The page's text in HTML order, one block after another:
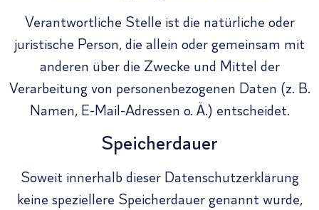
Verantwortliche Stelle ist die natürliche oder
juristische Person, die allein oder gemeinsam mit
anderen über die Zwecke und Mittel der
Verarbeitung von personenbezogenen Daten (z. B.
Namen, E-Mail-Adressen o. Ä.) entscheidet.
Speicherdauer
Soweit innerhalb dieser Datenschutzerklärung
keine speziellere Speicherdauer genannt wurde,